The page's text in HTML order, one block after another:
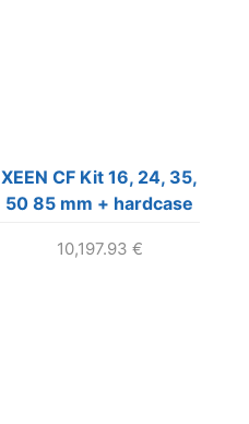
XEEN CF Kit 16, 24, 35,
50 85 mm + hardcase
10,197.93 €